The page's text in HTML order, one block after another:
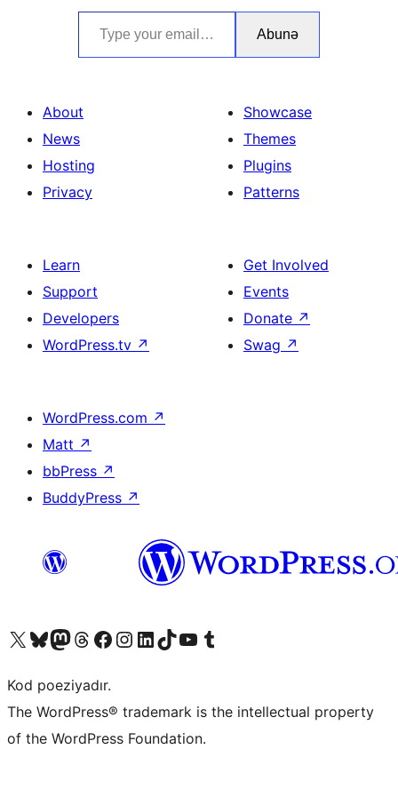
Type your email…
Abunə
About
News
Hosting
Privacy
Showcase
Themes
Plugins
Patterns
Learn
Support
Developers
WordPress.tv ↗
Get Involved
Events
Donate ↗
Swag ↗
WordPress.com ↗
Matt ↗
bbPress ↗
BuddyPress ↗
Visit our X (formerly Twitter) account
Visit our Bluesky account
Visit our Mastodon account
Visit our Threads account
Visit our Facebook page
Visit our Instagram account
Visit our LinkedIn account
Visit our TikTok account
Visit our YouTube channel
Visit our Tumblr account
Kod poeziyadır.
The WordPress® trademark is the intellectual property
of the WordPress Foundation.